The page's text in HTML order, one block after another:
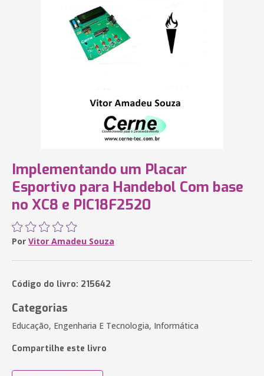
Implementando um Placar
Esportivo para Handebol Com base
no XC8 e PIC18F2520
Por Vitor Amadeu Souza
Código do livro: 215642
Categorias
Educação, Engenharia E Tecnologia, Informática
Compartilhe este livro